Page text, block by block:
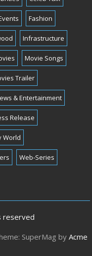
Fashion
Infrastructure
Movie Songs
Trailer
& Entertainment
Release
World
Web-Series
reserved
SuperMag byAcme